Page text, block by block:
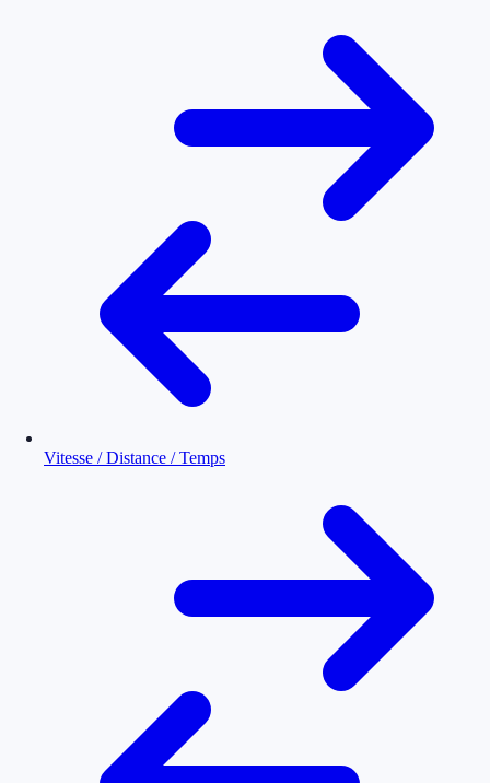
Vitesse / Distance / Temps